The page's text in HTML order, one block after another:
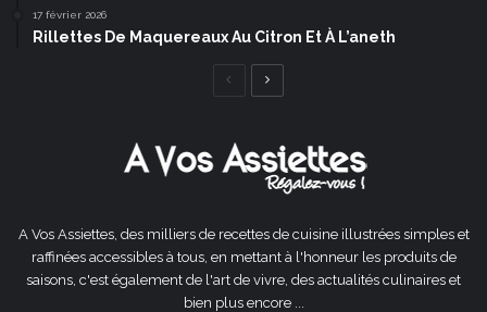
17 février 2026
Rillettes De Maquereaux Au Citron Et À L’aneth
Page
A Vos Assiettes, des milliers de recettes de cuisine illustrées simples et
raffinées accessibles à tous, en mettant à l'honneur les produits de
saisons, c'est également de l'art de vivre, des actualités culinaires et
bien plus encore ...